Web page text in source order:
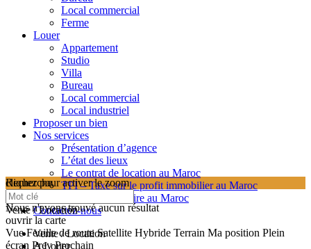
Local commercial
Ferme
Louer
Appartement
Studio
Villa
Bureau
Local commercial
Local industriel
Proposer un bien
Nos services
Présentation d’agence
L’état des lieux
Le contrat de location au Maroc
TPI – Taxe sur le profit immobilier au Maroc
Les frais de notaire au Maroc
Contactez-nous
cliquez pour activer le zoom
searching...
Nous n'avons trouvé aucun résultat
ouvrir la carte
Vue Feuille de route Satellite Hybride Terrain Ma position Plein
écran Prev Prochain
Recherche
Vente / Location
Vente / Location
A Louer